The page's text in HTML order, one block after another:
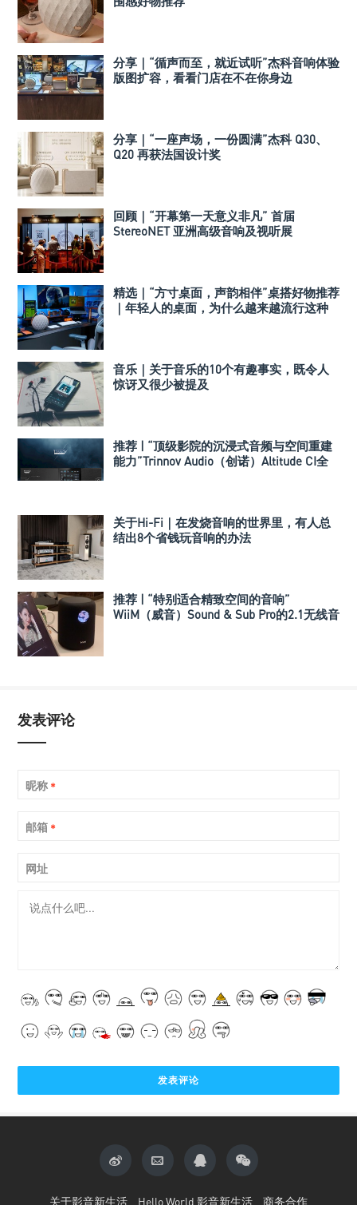
分享｜“循声而至，就近试听”杰科音响体验
版图扩容，看看门店在不在你身边
分享｜“一座声场，一份圆满”杰科 Q30、
Q20 再获法国设计奖
回顾｜“开幕第一天意义非凡” 首届
StereoNET 亚洲高级音响及视听展
精选｜“方寸桌面，声韵相伴”桌搭好物推荐
｜年轻人的桌面，为什么越来越流行这种
音乐｜关于音乐的10个有趣事实，既令人
惊讶又很少被提及
推荐 | “顶级影院的沉浸式音频与空间重建
能力”Trinnov Audio（创诺）Altitude CI全
关于Hi-Fi｜在发烧音响的世界里，有人总
结出8个省钱玩音响的办法
推荐 | “特别适合精致空间的音响”
WiiM（威音）Sound & Sub Pro的2.1无线音
发表评论
昵称 *
邮箱 *
网址
关于影音新生活 Hello World 影音新生活 商务合作